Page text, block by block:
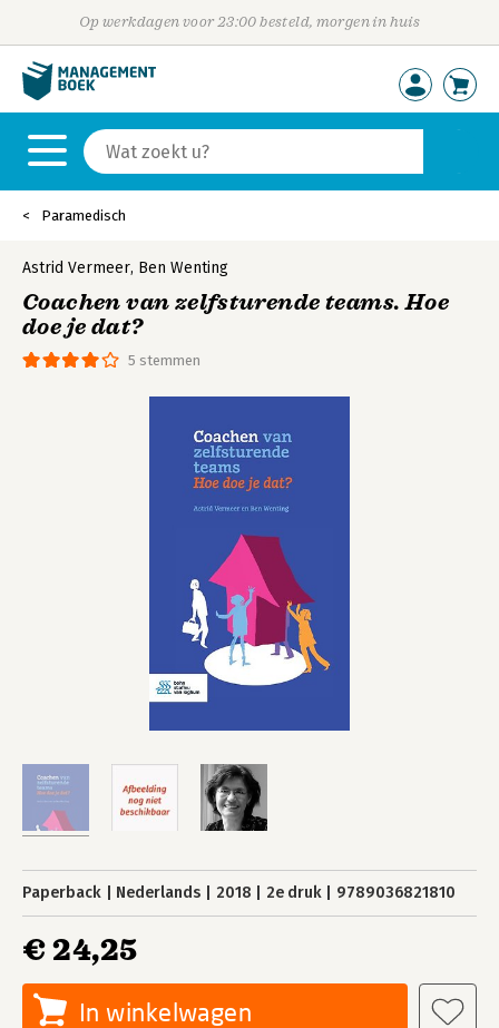
Op werkdagen voor 23:00 besteld, morgen in huis
Paramedisch
5 stemmen
Astrid Vermeer, Ben Wenting
Coachen van zelfsturende teams. Hoe
doe je dat?
Paperback Nederlands 2018 2e druk 9789036821810
€ 24,25
In winkelwagen